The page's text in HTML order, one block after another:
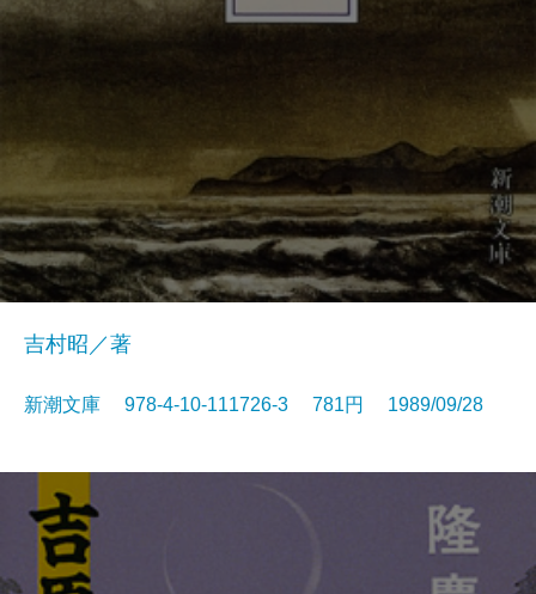
吉村昭／著
新潮文庫 978-4-10-111726-3 781円 1989/09/28